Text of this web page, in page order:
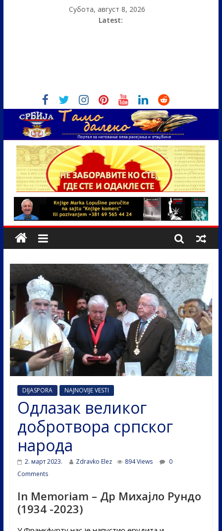
Субота, август 8, 2026
Latest:
DIJASPORA NAJNOVIJE VESTI
Одлазак великог
добротвора српског
народа
2. март 2023. Zdravko Elez 894 Views
0
Comments
In Memoriam – Др Михајло Рундо
(1934 -2023)